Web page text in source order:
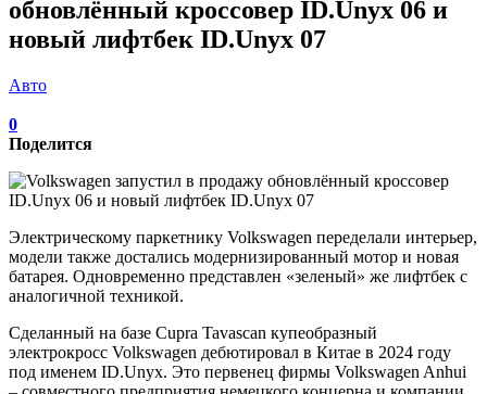
обновлённый кроссовер ID.Unyx 06 и
новый лифтбек ID.Unyx 07
Авто
0
Поделится
Электрическому паркетнику Volkswagen переделали интерьер,
модели также достались модернизированный мотор и новая
батарея. Одновременно представлен «зеленый» же лифтбек с
аналогичной техникой.
Сделанный на базе Cupra Tavascan купеобразный
электрокросс Volkswagen дебютировал в Китае в 2024 году
под именем ID.Unyx. Это первенец фирмы Volkswagen Anhui